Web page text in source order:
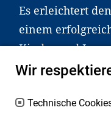
Es erleichtert
einem
Kinder und
haben aber
an Familien
Wir
Technische